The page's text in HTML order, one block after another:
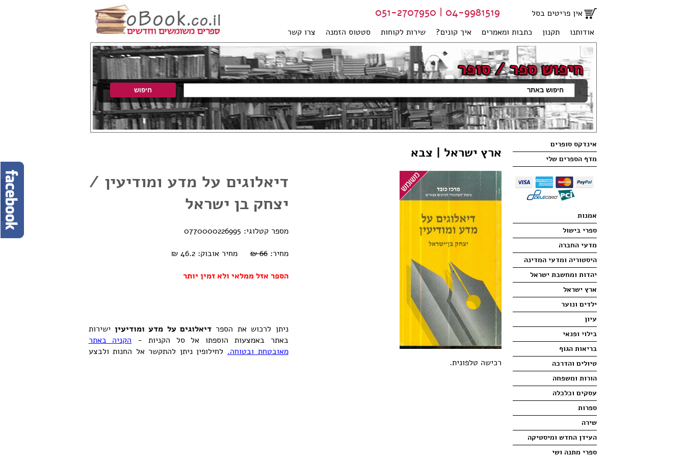
אין פריטים בסל
אודותנו
תקנון כתבות ומאמרים איך קונים? שירות לקוחות סטטוס הזמנה צרו קשר
04-9981519 | 051-2707950
אינדקס סופרים
מדף הספרים שלי
אמנות
ספרי בישול
מדעי החברה
היסטוריה ומדעי המדינה
יהדות ומחשבת ישראל
ארץ ישראל
ילדים ונוער
עיון
בילוי ופנאי
בריאות הגוף
טיולים והדרכה
הורות ומשפחה
עסקים וכלכלה
ספרות
שירה
העידן החדש ומיסטיקה
ספרי מתנה ושי
ארץ ישראל | צבא
דיאלוגים על מדע ומודיעין /
יצחק בן ישראל
מספר קטלוגי: 0770000226995
מחיר:66 ₪
מחיר אובוק: 46.2 ₪
הספר אזל ממלאי ולא זמין יותר
ניתן לרכוש את הספר דיאלוגים על מדע ומודיעין ישירות
באתר באמצעות הוספתו אל סל הקניות - הקניה באתר
מאובטחת ובטוחה. לחילופין ניתן להתקשר אל החנות ולבצע
רכישה טלפונית.